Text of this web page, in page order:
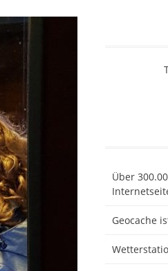
Über
Geocache